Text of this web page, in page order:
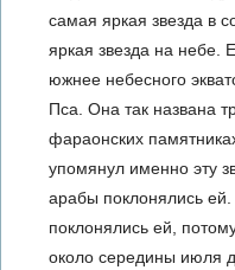
самая яркая звезда в
яркая звезда на небе.
южнее небесного
Пса. Она так названа
фараонских
упомянул именно эту
арабы поклонялись
поклонялись ей,
около середины июля